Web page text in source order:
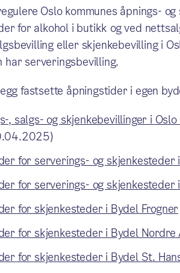
Oslo kommunes åpnings-
for alkohol i butikk og ved
eller skjenkebevilling i
har serveringsbevilling.
fastsette åpningstider i egen
, salgs- og skjenkebevillinger i Oslo
for serverings- og skjenkesteder
for serverings- og skjenkesteder
for skjenkesteder i Bydel Frogner
for skjenkesteder i Bydel Nordre
for skjenkesteder i Bydel St.